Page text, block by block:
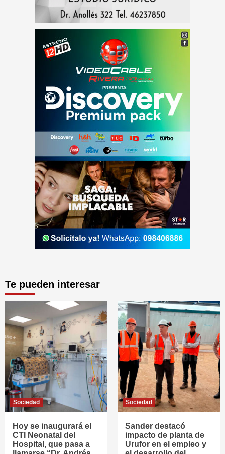
Te pueden interesar
Sociedad
Hoy se inaugurará el
CTI Neonatal del
Hospital, que pasa a
Sociedad
Sander destacó
impacto de planta de
Urufor en el empleo y